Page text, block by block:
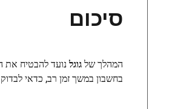
סיכום
המהלך שלגוגלנועד להבטיח
בחשבון במשך זמן רב, כדאי